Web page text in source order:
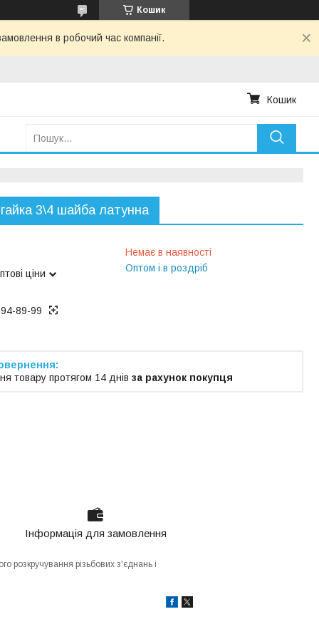
Кошик
в робочий час компанії.
Кошик
3\4 шайба латунна
ціни
Немає в наявності
Оптом і в роздріб
89-99
товару протягом 14 днів за рахунок покупця
Інформація для замовлення
розкручування різьбових з'єднань і